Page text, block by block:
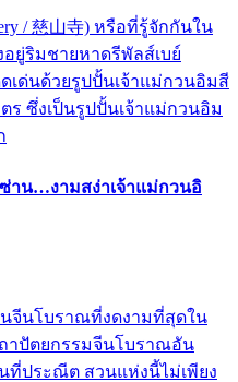
/ 慈山寺) หรือที่รู้จักกันใน
ยู่ริมชายหาดรีพัลส์เบย์
ดเด่นด้วยรูปปั้นเจ้าแม่กวนอิมสี
ร ซึ่งเป็นรูปปั้นเจ้าแม่กวนอิม
ซ่าน…งามสง่าเจ้าแม่กวนอิ
จีนโบราณที่งดงามที่สุดใน
ถาปัตยกรรมจีนโบราณอัน
ที่ประณีต สวนแห่งนี้ไม่เพียง